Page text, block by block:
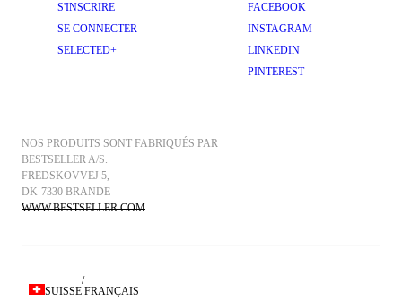
S'INSCRIRE
SE CONNECTER
SELECTED+
FACEBOOK
INSTAGRAM
LINKEDIN
PINTEREST
NOS PRODUITS SONT FABRIQUÉS PAR
BESTSELLER A/S.
FREDSKOVVEJ 5,
DK-7330 BRANDE
WWW.BESTSELLER.COM
SUISSE
/
FRANÇAIS